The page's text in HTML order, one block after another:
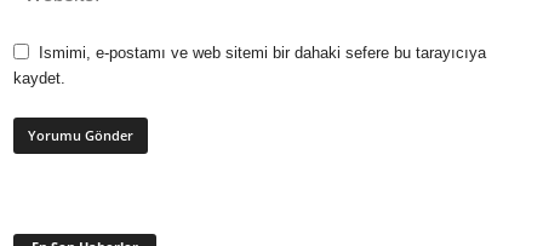
Ismimi, e-postamı ve web sitemi bir dahaki sefere bu tarayıcıya
kaydet.